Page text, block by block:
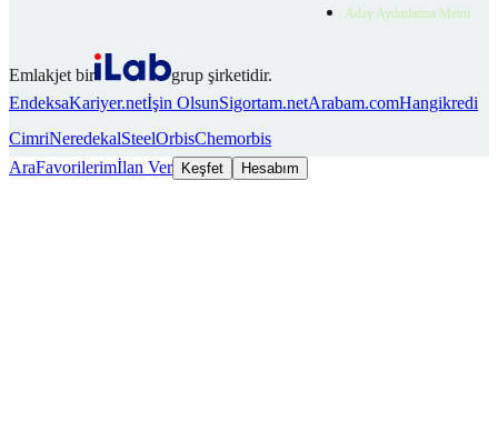
Aday Aydınlatma Metni
Emlakjet bir
grup şirketidir.
EndeksaKariyer.netİşin OlsunSigortam.netArabam.comHangikredi
CimriNeredekalSteelOrbisChemorbis
AraFavorilerimİlan Ver Keşfet Hesabım